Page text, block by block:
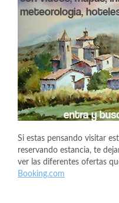
Si estas pensando visitar
reservando estancia, te
ver las diferentes ofertas
Booking.com